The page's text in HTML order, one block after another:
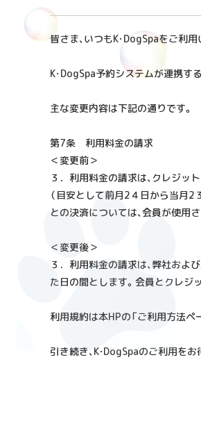
皆さま、いつもK･DogSpaをご利
K･DogSpa予約システムが連携す
主な変更内容は下記の通りです。
第7条 利用料金の請求
＜変更前＞
３．利用料金の請求は、クレジッ
（目安として前月2４日から当月2
との決済については、会員が使用
＜変更後＞
３．利用料金の請求は、弊社およ
た日の間とします。会員とクレジ
利用規約は本HPの「ご利用方法ペ
引き続き、K・DogSpaのご利用をお